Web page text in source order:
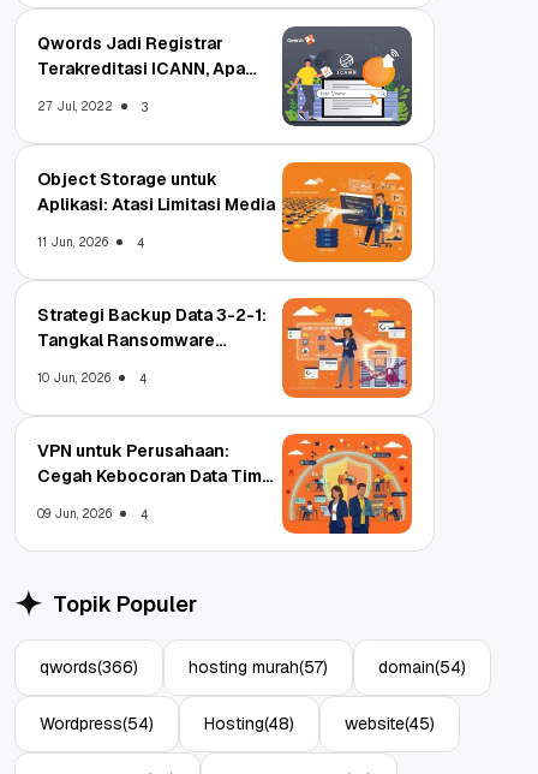
Qwords Jadi Registrar
Terakreditasi ICANN, Apa
27 Jul, 2022 3
Object Storage untuk
Aplikasi: Atasi Limitasi Media
11 Jun, 2026 4
Strategi Backup Data 3-2-1:
Tangkal Ransomware
10 Jun, 2026 4
VPN untuk Perusahaan:
Cegah Kebocoran Data Tim
09 Jun, 2026 4
Topik Populer
qwords(366) hosting murah(57) domain(54)
Wordpress(54) Hosting(48) website(45)